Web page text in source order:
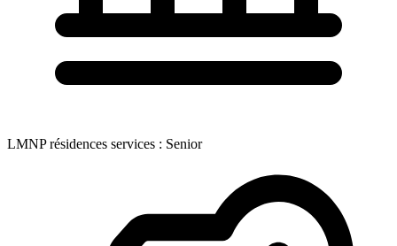
LMNP résidences services : Senior